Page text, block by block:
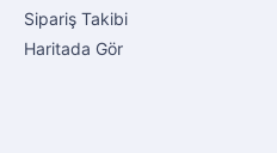
Sipariş Takibi
Haritada Gör